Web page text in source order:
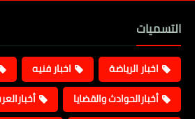
التسميات
اخبار الرياضة اخبار فنيه
أخبارالحوادث والقضايا